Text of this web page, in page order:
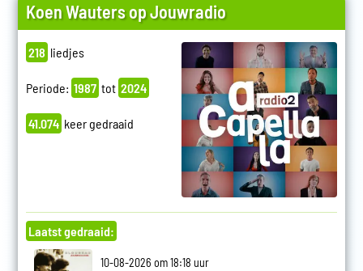
Koen Wauters op Jouwradio
218 liedjes
Periode: 1987 tot 2024
41.074 keer gedraaid
Laatst gedraaid:
10-08-2026 om 18:18 uur